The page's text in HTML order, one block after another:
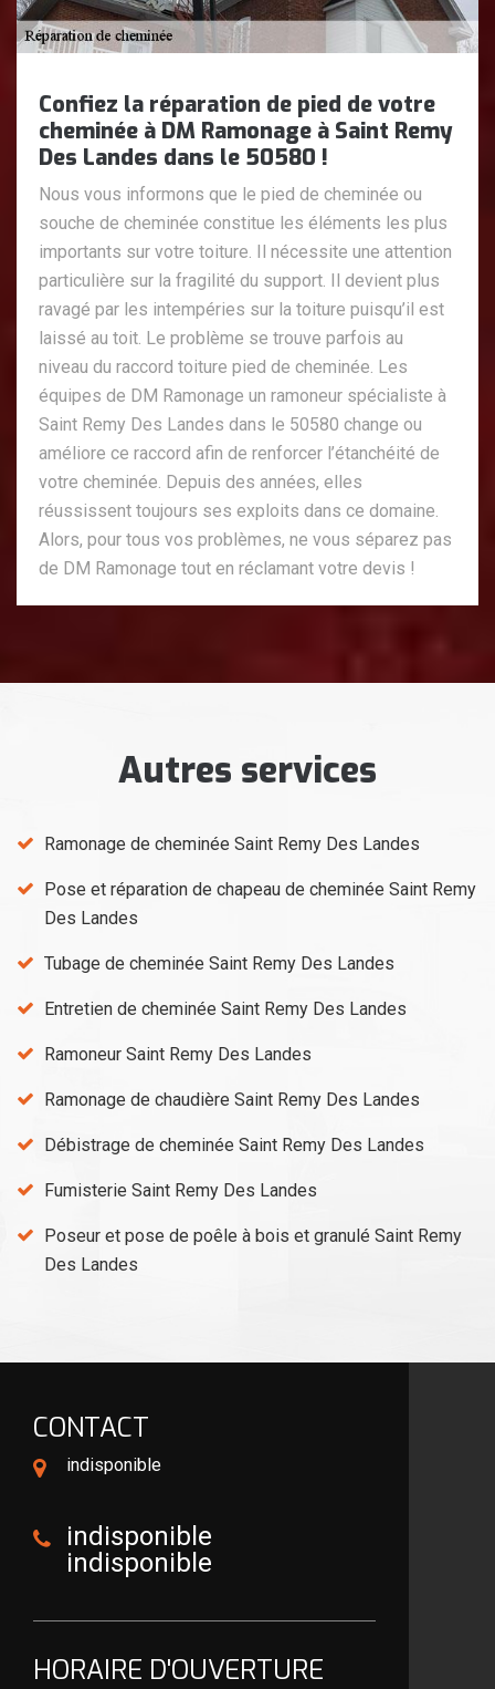
Confiez la réparation de pied de votre
cheminée à DM Ramonage à Saint Remy
Des Landes dans le 50580 !
Nous vous informons que le pied de cheminée ou
souche de cheminée constitue les éléments les plus
importants sur votre toiture. Il nécessite une attention
particulière sur la fragilité du support. Il devient plus
ravagé par les intempéries sur la toiture puisqu’il est
laissé au toit. Le problème se trouve parfois au
niveau du raccord toiture pied de cheminée. Les
équipes de DM Ramonage un ramoneur spécialiste à
Saint Remy Des Landes dans le 50580 change ou
améliore ce raccord afin de renforcer l’étanchéité de
votre cheminée. Depuis des années, elles
réussissent toujours ses exploits dans ce domaine.
Alors, pour tous vos problèmes, ne vous séparez pas
de DM Ramonage tout en réclamant votre devis !
Autres services
Ramonage de cheminée Saint Remy Des Landes
Pose et réparation de chapeau de cheminée Saint Remy
Des Landes
Tubage de cheminée Saint Remy Des Landes
Entretien de cheminée Saint Remy Des Landes
Ramoneur Saint Remy Des Landes
Ramonage de chaudière Saint Remy Des Landes
Débistrage de cheminée Saint Remy Des Landes
Fumisterie Saint Remy Des Landes
Poseur et pose de poêle à bois et granulé Saint Remy
Des Landes
CONTACT
indisponible
indisponible
indisponible
HORAIRE D'OUVERTURE